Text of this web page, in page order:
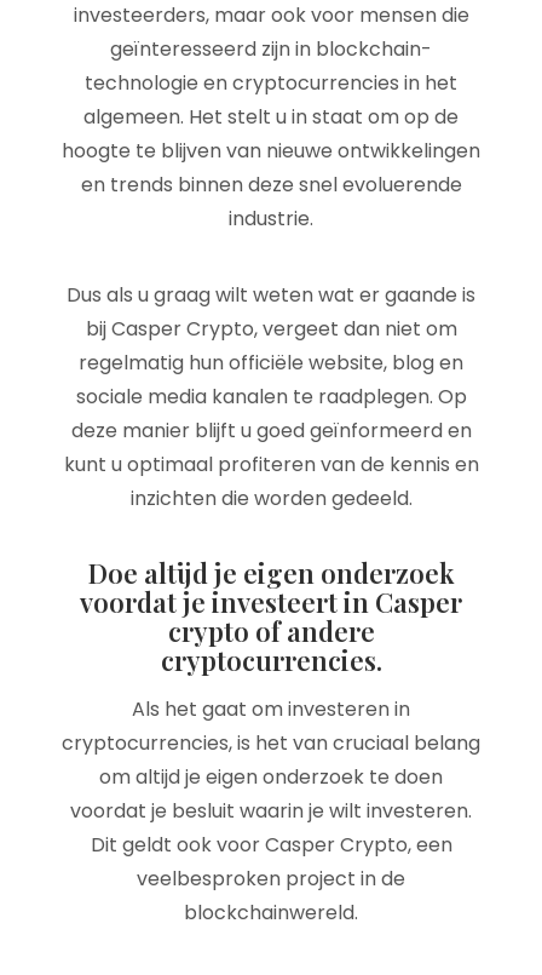
investeerders, maar ook voor mensen die
geïnteresseerd zijn in blockchain-
technologie en cryptocurrencies in het
algemeen. Het stelt u in staat om op de
hoogte te blijven van nieuwe ontwikkelingen
en trends binnen deze snel evoluerende
industrie.
Dus als u graag wilt weten wat er gaande is
bij Casper Crypto, vergeet dan niet om
regelmatig hun officiële website, blog en
sociale media kanalen te raadplegen. Op
deze manier blijft u goed geïnformeerd en
kunt u optimaal profiteren van de kennis en
inzichten die worden gedeeld.
Doe altijd je eigen onderzoek
voordat je investeert in Casper
crypto of andere
cryptocurrencies.
Als het gaat om investeren in
cryptocurrencies, is het van cruciaal belang
om altijd je eigen onderzoek te doen
voordat je besluit waarin je wilt investeren.
Dit geldt ook voor Casper Crypto, een
veelbesproken project in de
blockchainwereld.